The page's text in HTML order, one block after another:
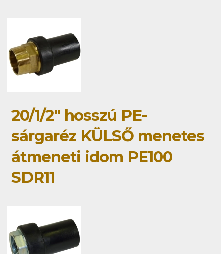
20/1/2" hosszú PE-
sárgaréz KÜLSŐ menetes
átmeneti idom PE100
SDR11